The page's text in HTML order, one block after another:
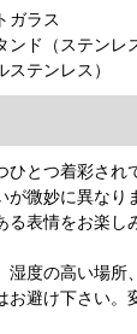
ガラス
ンド（ステンレ
テンレス）
ひとつ着彩され
が微妙に異なり
る表情をお楽し
湿度の高い場所
お避け下さい。